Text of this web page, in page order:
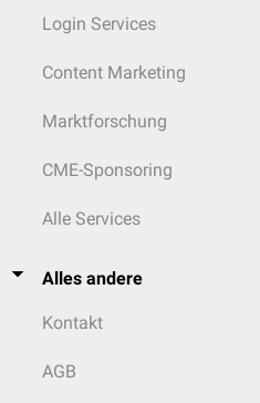
Login Services
Content Marketing
Marktforschung
CME-Sponsoring
Alle Services
Alles andere
Kontakt
AGB